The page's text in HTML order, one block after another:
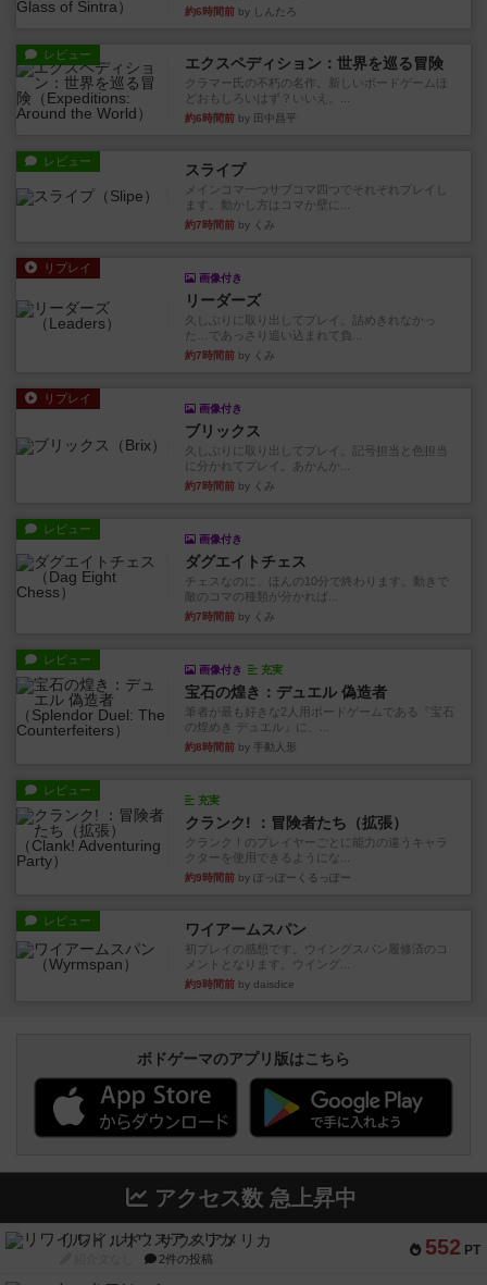
約6時間前 by しんたろ
レビュー エクスペディション：世界を巡る冒険
クラマー氏の不朽の名作。新しいボードゲームほ
どおもしろいはず？いいえ。...
約6時間前 by 田中昌平
レビュー スライプ
メインコマ一つサブコマ四つでそれぞれプレイし
ます。動かし方はコマか壁に...
約7時間前 by くみ
リプレイ
画像付き
リーダーズ
久しぶりに取り出してプレイ。詰めきれなかっ
た…であっさり追い込まれて負...
約7時間前 by くみ
リプレイ
画像付き
ブリックス
久しぶりに取り出してプレイ。記号担当と色担当
に分かれてプレイ。あかんか...
約7時間前 by くみ
レビュー
画像付き
ダグエイトチェス
チェスなのに、ほんの10分で終わります。動きで
敵のコマの種類が分かれば...
約7時間前 by くみ
レビュー
画像付き 充実
宝石の煌き：デュエル 偽造者
筆者が最も好きな2人用ボードゲームである『宝石
の煌めき デュエル』に、...
約8時間前 by 手動人形
レビュー
充実
クランク! ：冒険者たち（拡張）
クランク！のプレイヤーごとに能力の違うキャラ
クターを使用できるようにな...
約9時間前 by ぽっぽーくるっぽー
レビュー ワイアームスパン
初プレイの感想です。ウイングスパン履修済のコ
メントとなります。ウイング...
約9時間前 by daisdice
ボドゲーマのアプリ版はこちら
アクセス数 急上昇中
552 PT
リワイルド：サウスアメリカ
2件の投稿